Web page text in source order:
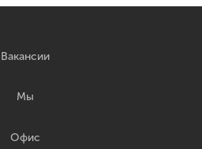
Вакансии
Мы
Офис